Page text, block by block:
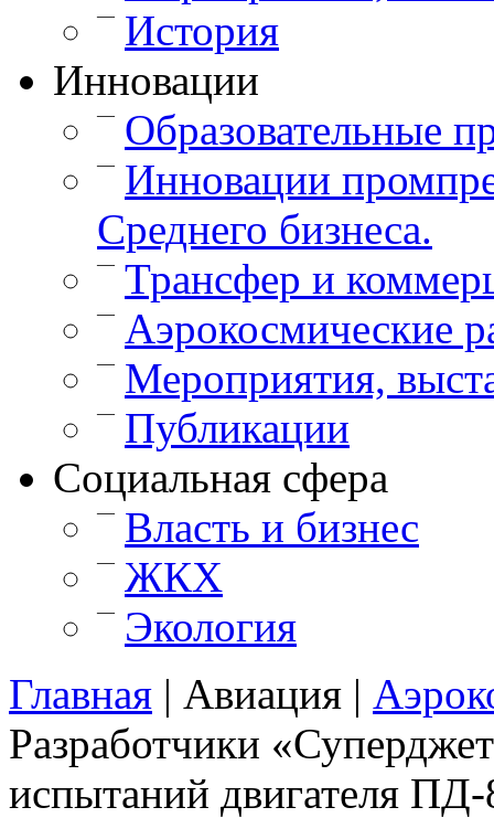
— История
Инновации
— Образовательные
— Инновации
Среднего бизнеса.
— Трансфер и
— Аэрокосмические
— Мероприятия,
— Публикации
Cоциальная сфера
— Власть и бизнес
— ЖКХ
—
Экология
Главная | Авиация |
Разработчики
испытаний двигателя